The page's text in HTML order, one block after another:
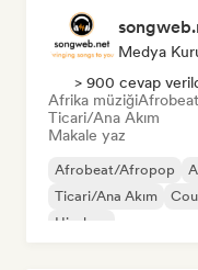
Medya
> 900 cevap
Afrika müziği
Ticari/Ana Akım
Makale yaz
Afrobeat/Afropop
Ticari/Ana Akım
Hip-hop